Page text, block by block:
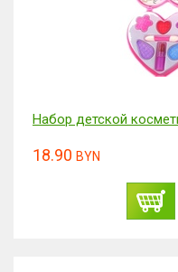
Набор детской
18.90 BYN